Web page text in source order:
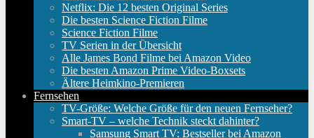
Netflix: Die 12 besten Original Series
Die besten Science Fiction Filme
Science Fiction Filme
TV Serien in der Übersicht
Alle James Bond Filme bei Amazon Video
Die besten Amazon Prime Video-Boxsets
Ältere Heimkino-Premieren
Fernsehen
TV-Größe: Welche Größe für den neuen Fernseher?
Smart-TV – welche Technik steckt dahinter?
Samsung Smart TV: Bestseller bei Amazon